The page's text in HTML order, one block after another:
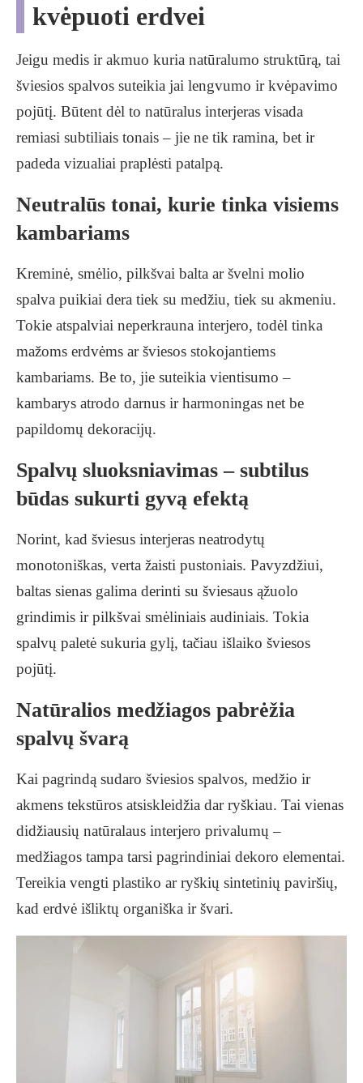
kvėpuoti erdvei
Jeigu medis ir akmuo kuria natūralumo struktūrą, tai
šviesios spalvos suteikia jai lengvumo ir kvėpavimo
pojūtį. Būtent dėl to natūralus interjeras visada
remiasi subtiliais tonais – jie ne tik ramina, bet ir
padeda vizualiai praplėsti patalpą.
Neutralūs tonai, kurie tinka visiems
kambariams
Kreminė, smėlio, pilkšvai balta ar švelni molio
spalva puikiai dera tiek su medžiu, tiek su akmeniu.
Tokie atspalviai neperkrauna interjero, todėl tinka
mažoms erdvėms ar šviesos stokojantiems
kambariams. Be to, jie suteikia vientisumo –
kambarys atrodo darnus ir harmoningas net be
papildomų dekoracijų.
Spalvų sluoksniavimas – subtilus
būdas sukurti gyvą efektą
Norint, kad šviesus interjeras neatrodytų
monotoniškas, verta žaisti pustoniais. Pavyzdžiui,
baltas sienas galima derinti su šviesaus ąžuolo
grindimis ir pilkšvai smėliniais audiniais. Tokia
spalvų paletė sukuria gylį, tačiau išlaiko šviesos
pojūtį.
Natūralios medžiagos pabrėžia
spalvų švarą
Kai pagrindą sudaro šviesios spalvos, medžio ir
akmens tekstūros atsiskleidžia dar ryškiau. Tai vienas
didžiausių natūralaus interjero privalumų –
medžiagos tampa tarsi pagrindiniai dekoro elementai.
Tereikia vengti plastiko ar ryškių sintetinių paviršių,
kad erdvė išliktų organiška ir švari.